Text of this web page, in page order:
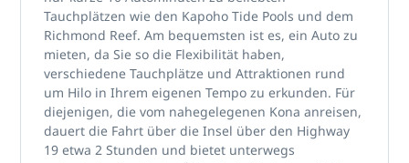
Tauchplätzen wie den Kapoho Tide Pools und dem
Richmond Reef. Am bequemsten ist es, ein Auto zu
mieten, da Sie so die Flexibilität haben,
verschiedene Tauchplätze und Attraktionen rund
um Hilo in Ihrem eigenen Tempo zu erkunden. Für
diejenigen, die vom nahegelegenen Kona anreisen,
dauert die Fahrt über die Insel über den Highway
19 etwa 2 Stunden und bietet unterwegs